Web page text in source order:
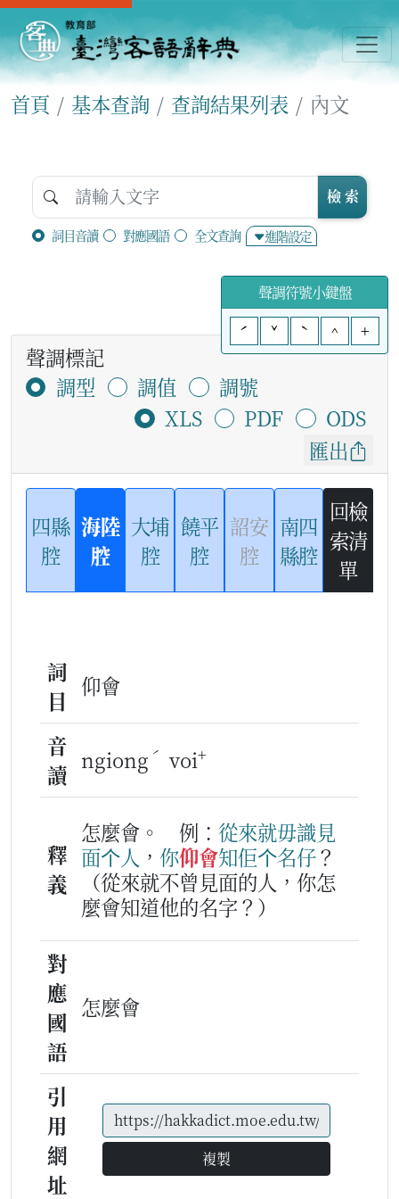
首頁 基本查詢 查詢結果列表 內文
詞目音讀 對應國語 全文查詢 進階設定
檢 索
聲調符號小鍵盤
ˊ
ˇ ˋ ^ +
聲調標記
調型
調值
調號
XLS
PDF
ODS
匯出
四縣
腔
海陸
腔
大埔
腔
饒平
腔
詔安
腔
南四
縣腔
回檢
索清
單
詞
目
仰會
音
讀
ngiong ˊ voi+
釋
義
怎麼會。 例： 從來就毋識見
面个人 ， 你仰會知佢个名仔？
（從來就不曾見面的人，你怎
麼會知道他的名字？）
對
應
國
語
怎麼會
引
用
網
址
複製